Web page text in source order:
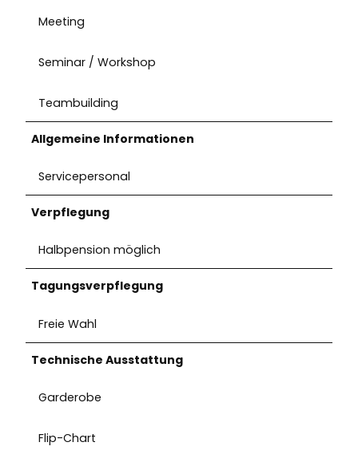
Meeting
Seminar / Workshop
Teambuilding
Allgemeine Informationen
Servicepersonal
Verpflegung
Halbpension möglich
Tagungsverpflegung
Freie Wahl
Technische Ausstattung
Garderobe
Flip-Chart